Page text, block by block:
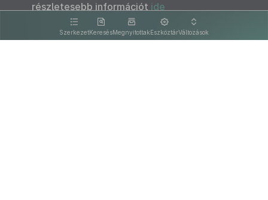
SzerkezetKeresésMegnyitottakEszköztárVáltozások
részletesebb információt ide
kattintva olvashat.